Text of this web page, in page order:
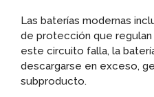
Las baterías modernas
de protección que regulan
este circuito falla, la
descargarse en exceso,
subproducto.